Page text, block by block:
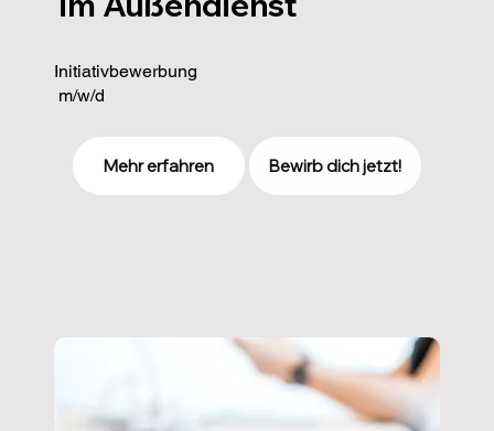
Initiativbewerbung
m/w/d
Mehr erfahren Bewirb dich jetzt!